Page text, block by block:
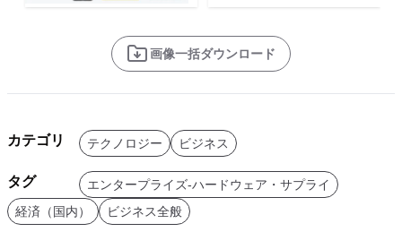
画像一括ダウンロード
カテゴリ テクノロジー ビジネス
タグ
エンタープライズ-ハードウェア・サプライ
経済（国内）
ビジネス全般